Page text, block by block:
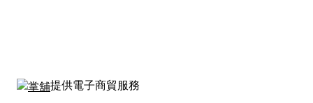
提供電子商貿服務